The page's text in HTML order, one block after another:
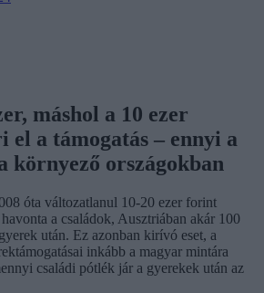
máshol a 10 ezer
el a támogatás – ennyi a
környező országokban
óta változatlanul 10-20 ezer forint
a családok, Ausztriában akár 100
után. Ez azonban kirívó eset, a
inkább a magyar mintára
családi pótlék jár a gyerekek után az